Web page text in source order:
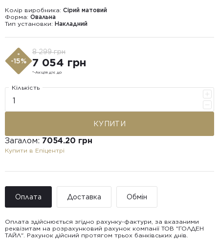
Колір виробника: Сірий матовий
Форма: Овальна
Тип установки: Накладний
*
-15%
8 299 грн
7 054 грн
*-Акція діє до
Кількість
КУПИТИ
Загалом: 7054.20 грн
Купити в Епіцентрі
Оплата Доставка Обмін
Оплата здійснюється згідно рахунку-фактури, за вказаними
реквізитам на розрахунковий рахунок компанії ТОВ "ГОЛДЕН
ТАЙЛ". Рахунок дійсний протягом трьох банківських днів.